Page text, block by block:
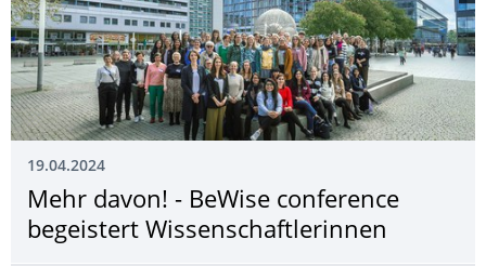
19.04.2024
Mehr davon! - BeWise conference
begeistert Wissenschaftlerin­nen